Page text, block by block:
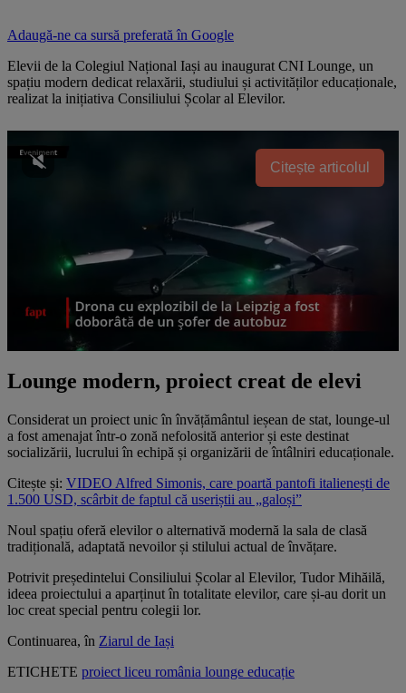
Adaugă-ne ca sursă preferată în Google
Elevii de la Colegiul Național Iași au inaugurat CNI Lounge, un
spațiu modern dedicat relaxării, studiului și activităților educaționale,
realizat la inițiativa Consiliului Școlar al Elevilor.
Citește articolul
Lounge modern, proiect creat de elevi
Considerat un proiect unic în învățământul ieșean de stat, lounge-ul
a fost amenajat într-o zonă nefolosită anterior și este destinat
socializării, lucrului în echipă și organizării de întâlniri educaționale.
Citește și: VIDEO Alfred Simonis, care poartă pantofi italienești de
1.500 USD, scârbit de faptul că useriștii au „galoși”
Noul spațiu oferă elevilor o alternativă modernă la sala de clasă
tradițională, adaptată nevoilor și stilului actual de învățare.
Potrivit președintelui Consiliului Școlar al Elevilor, Tudor Mihăilă,
ideea proiectului a aparținut în totalitate elevilor, care și-au dorit un
loc creat special pentru colegii lor.
Continuarea, în Ziarul de Iași
ETICHETE proiect liceu românia lounge educație